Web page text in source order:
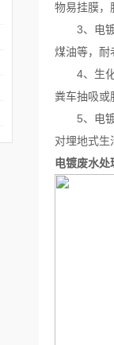
物易挂膜，
3、电镀
煤油等，耐
4、生化
粪车抽吸或
5、电镀
对埋地式生
电镀废水处